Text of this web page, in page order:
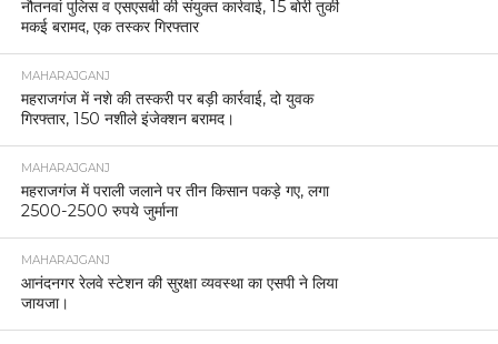
नौतनवां पुलिस व एसएसबी की संयुक्त कार्रवाई, 15 बोरी तुर्की
मकई बरामद, एक तस्कर गिरफ्तार
MAHARAJGANJ
महराजगंज में नशे की तस्करी पर बड़ी कार्रवाई, दो युवक
गिरफ्तार, 150 नशीले इंजेक्शन बरामद।
MAHARAJGANJ
महराजगंज में पराली जलाने पर तीन किसान पकड़े गए, लगा
2500-2500 रुपये जुर्माना
MAHARAJGANJ
आनंदनगर रेलवे स्टेशन की सुरक्षा व्यवस्था का एसपी ने लिया
जायजा।